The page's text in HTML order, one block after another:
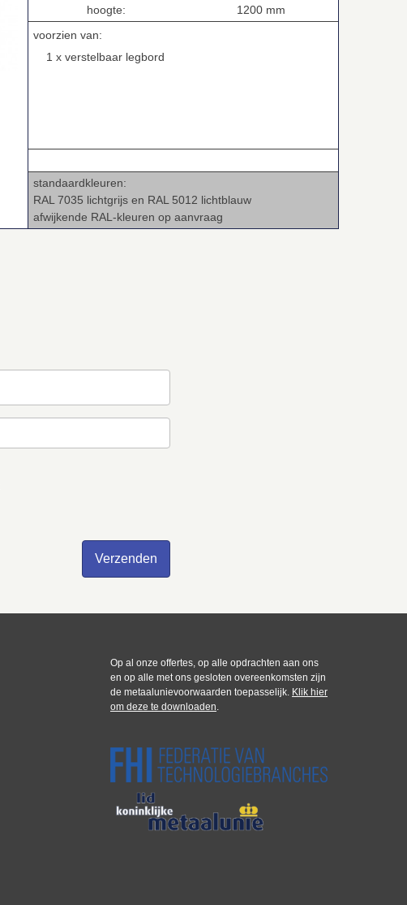
hoogte:
1200 mm
voorzien van:
1 x verstelbaar legbord
standaardkleuren:
RAL 7035 lichtgrijs en RAL 5012 lichtblauw
afwijkende RAL‑kleuren op aanvraag
Op al onze offertes, op alle opdrachten aan ons
en op alle met ons gesloten overeenkomsten zijn
de metaalunievoorwaarden toepasselijk. Klik hier
om deze te downloaden.